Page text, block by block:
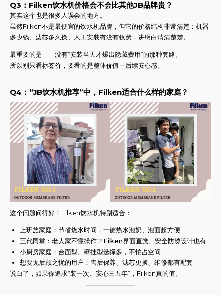
Q3：Filken饮水机价格会不会比其他JB品牌贵？
其实这个也是很多人误会的地方。
虽然Filken不是最便宜的饮水机品牌，但它的价格结构非常清楚：机器
多少钱、滤芯多久换、人工安装有没有收费，讲明白清清楚楚。
最重要的是——没有“安装当天才爆出隐藏费用”的那种套路。
所以别只看标签价，要看的是整体价值＋后续安心感。
Q4：“JB饮水机推荐”中，Filken适合什么样的家庭？
这个问题问得好！Filken饮水机特别适合：
上班族家庭：节省烧水时间，一键热水泡奶、泡面超方便
三代同堂：老人家不懂操作？Filken界面直觉、安全防烫设计也有
小厨房家庭：台面型、壁挂型选择多，不怕占空间
想要无后顾之忧的用户：售后保养、滤芯更换、维修都有配套
说白了，如果你追求“装一次、安心三五年”，Filken真的值。